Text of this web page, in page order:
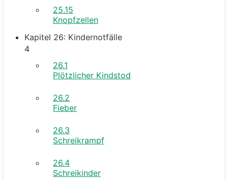
25.15
Knopfzellen
Kapitel 26: Kindernotfälle
4
26.1
Plötzlicher Kindstod
26.2
Fieber
26.3
Schreikrampf
26.4
Schreikinder